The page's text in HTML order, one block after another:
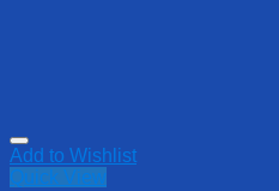
Add to Wishlist
Quick View